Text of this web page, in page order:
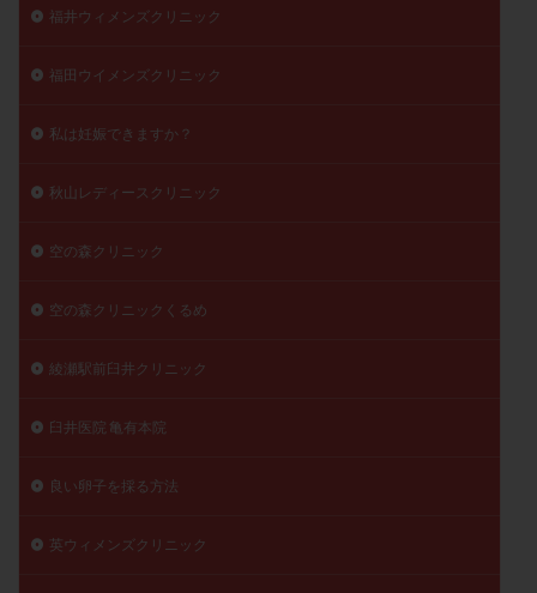
福井ウィメンズクリニック
福田ウイメンズクリニック
私は妊娠できますか？
秋山レディースクリニック
空の森クリニック
空の森クリニックくるめ
綾瀬駅前臼井クリニック
臼井医院 亀有本院
良い卵子を採る方法
英ウィメンズクリニック